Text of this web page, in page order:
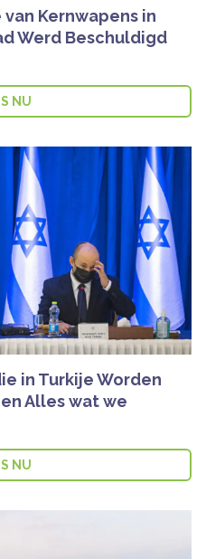
Kernwapens in
Werd Beschuldigd
NU
in Turkije Worden
Alles wat we
NU